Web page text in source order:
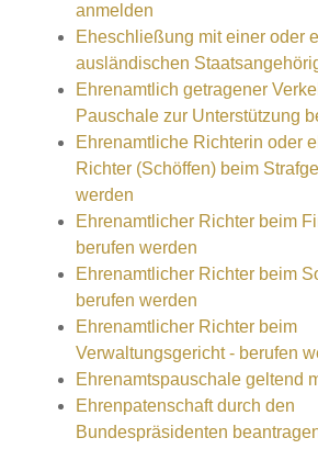
anmelden
Eheschließung mit einer oder
ausländischen
Ehrenamtlich getragener
Pauschale zur Unterstützung
Ehrenamtliche Richterin oder
Richter (Schöffen) beim
werden
Ehrenamtlicher Richter beim
berufen werden
Ehrenamtlicher Richter beim
berufen werden
Ehrenamtlicher Richter beim
Verwaltungsgericht - berufen
Ehrenamtspauschale geltend
Ehrenpatenschaft durch den
Bundespräsidenten